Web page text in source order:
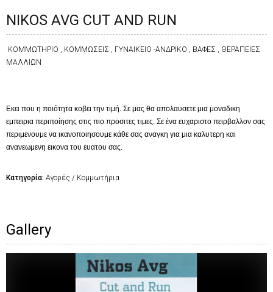
NIKOS AVG CUT AND RUN
ΚΟΜΜΩΤΗΡΙΟ , ΚΟΜΜΩΣΕΙΣ , ΓΥΝΑΙΚΕΙΟ -ΑΝΔΡΙΚΟ , ΒΑΦΕΣ , ΘΕΡΑΠΕΙΕΣ
ΜΑΛΛΙΩΝ
Εκει που η ποιότητα κοβει την τιμή. Σε μας θα απολαυσετε μια μοναδικη
εμπειρια περιποίησης στις πιο προσιτες τιμες. Σε ένα ευχαριστο πειρβαλλον σας
περιμενουμε να ικανοποιησουμε κάθε σας αναγκη για μια καλυτερη και
ανανεωμενη εικονα του ευατου σας.
Κατηγορία: Αγορές / Κομμωτήρια
Gallery